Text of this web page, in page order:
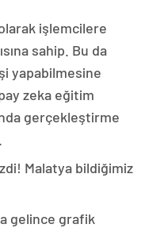
işlemcilere
sahip. Bu da
yapabilmesine
zeka eğitim
gerçekleştirme
Malatya bildiğimiz
gelince grafik